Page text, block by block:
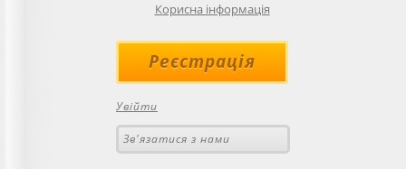
Корисна інформація
Реєстрація
Увійти
Зв'язатися з нами